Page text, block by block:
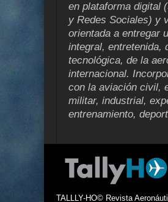
en plataforma digital
y Redes Sociales) y
orientada a entregar
integral, entretenida,
tecnológica, de la
internacional.
con la aviación civil,
militar, industrial,
entrenamiento,
TALLLY-HO© Revista